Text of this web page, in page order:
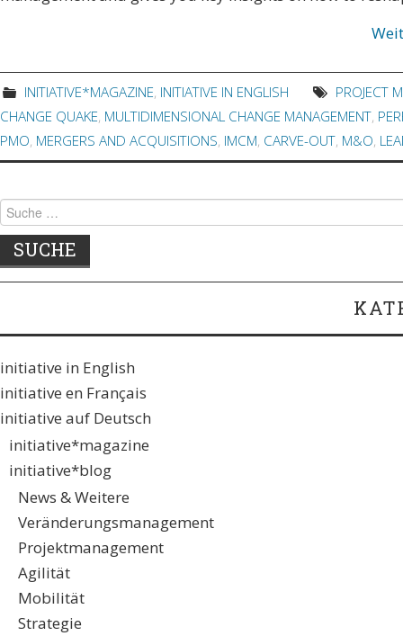
INITIATIVE*MAGAZINE, INITIATIVE IN ENGLISH
PROJECT
CHANGE QUAKE, MULTIDIMENSIONAL CHANGE MANAGEMENT,
PMO, MERGERS AND ACQUISITIONS, IMCM, CARVE-OUT, M&O,
Suche nach:
initiative in English
initiative en Français
initiative auf Deutsch
initiative*magazine
initiative*blog
News & Weitere
Veränderungsmanagement
Projektmanagement
Agilität
Mobilität
Strategie